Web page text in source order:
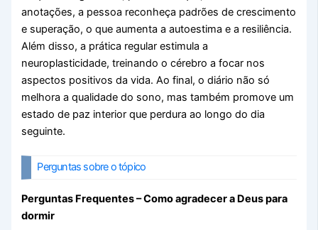
anotações, a pessoa reconheça padrões de crescimento
e superação, o que aumenta a autoestima e a resiliência.
Além disso, a prática regular estimula a
neuroplasticidade, treinando o cérebro a focar nos
aspectos positivos da vida. Ao final, o diário não só
melhora a qualidade do sono, mas também promove um
estado de paz interior que perdura ao longo do dia
seguinte.
Perguntas sobre o tópico
Perguntas Frequentes – Como agradecer a Deus para
dormir